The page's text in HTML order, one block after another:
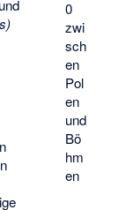
0
zwi
sch
en
Pol
en
und
Bö
hm
en